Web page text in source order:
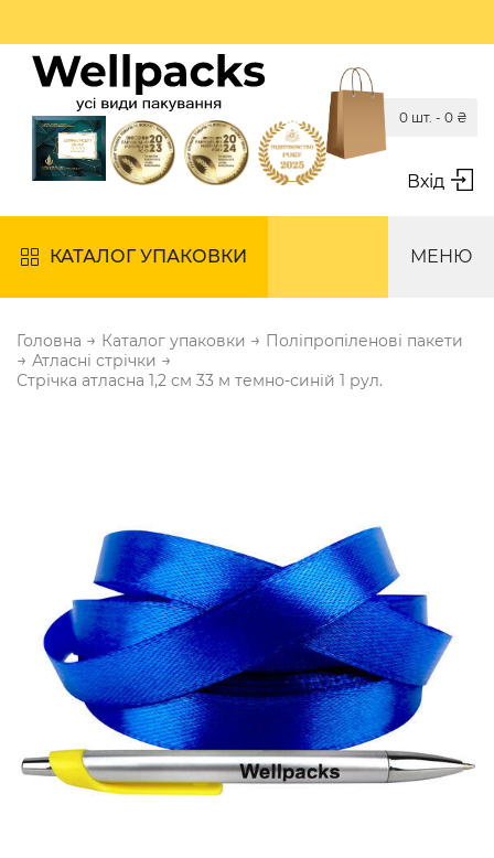
Вхід
0 шт. - 0 ₴
КАТАЛОГ УПАКОВКИ МЕНЮ
Головна → Каталог упаковки → Поліпропіленові пакети
→ Атласні стрічки →
Стрічка атласна 1,2 см 33 м темно-синій 1 рул.